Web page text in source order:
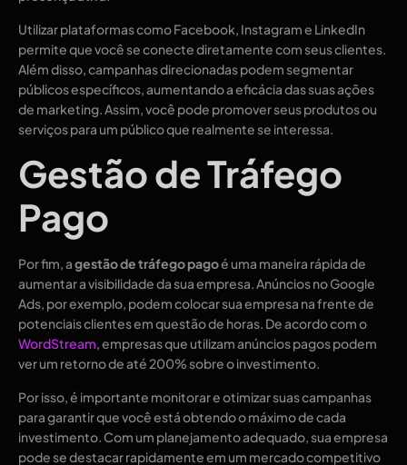
Utilizar plataformas como Facebook, Instagram e LinkedIn
permite que você se conecte diretamente com seus clientes.
Além disso, campanhas direcionadas podem segmentar
públicos específicos, aumentando a eficácia das suas ações
de marketing. Assim, você pode promover seus produtos ou
serviços para um público que realmente se interessa.
Gestão de Tráfego
Pago
Por fim, agestão de tráfego pagoé uma maneira rápida de
aumentar a visibilidade da sua empresa. Anúncios no Google
Ads, por exemplo, podem colocar sua empresa na frente de
potenciais clientes em questão de horas. De acordo com o
WordStream, empresas que utilizam anúncios pagos podem
ver um retorno de até 200% sobre o investimento.
Por isso, é importante monitorar e otimizar suas campanhas
para garantir que você está obtendo o máximo de cada
investimento. Com um planejamento adequado, sua empresa
pode se destacar rapidamente em um mercado competitivo